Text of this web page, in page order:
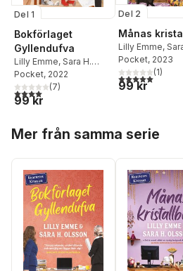
Del 1
Bokförlaget
Gyllendufva
Lilly Emme, Sara H.
Olsson
Pocket, 2022
4,0utav 5 stjärnor. Totalt antal röster:
(7)
99 kr
Del 2
Månas
Lilly Emme,
Olsson
Pocket, 2023
5,0utav 5(1)
99 kr
Mer från samma serie